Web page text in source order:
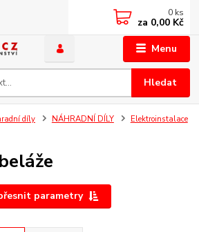
Menu
Hledat
0 ks
za 0,00 Kč
díly NÁHRADNÍ DÍLY
Elektroinstalace
parametry